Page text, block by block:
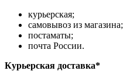
курьерская;
самовывоз из магазина;
постаматы;
почта России.
Курьерская доставка*